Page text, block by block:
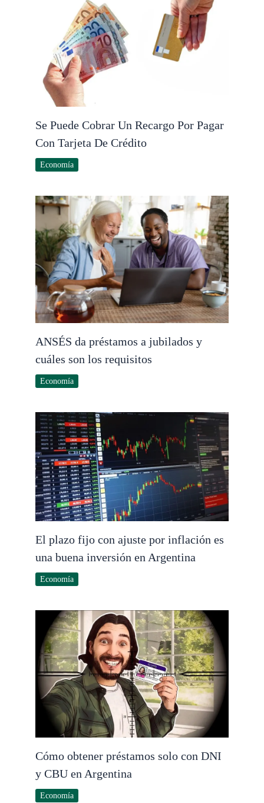
Se Puede Cobrar Un Recargo Por Pagar
Con Tarjeta De Crédito
Economía
ANSÉS da préstamos a jubilados y
cuáles son los requisitos
Economía
El plazo fijo con ajuste por inflación es
una buena inversión en Argentina
Economía
Cómo obtener préstamos solo con DNI
y CBU en Argentina
Economía